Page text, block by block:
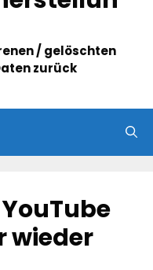
/ gelöschten
zurück
wieder